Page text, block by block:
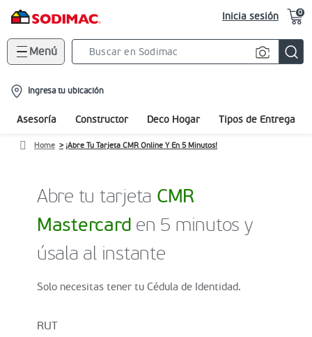
Inicia sesión 0
Menú
location-
icon
Ingresa tu ubicación
Asesoría Constructor Deco Hogar Tipos de Entrega
Home ¡Abre Tu Tarjeta CMR Online Y En 5 Minutos!
Abre tu tarjeta CMR
Mastercard en 5 minutos y
úsala al instante
Solo necesitas tener tu Cédula de Identidad.
RUT